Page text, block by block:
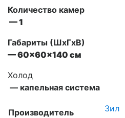
Количество камер
— 1
Габариты (ШxГxВ)
— 60x60x140 см
Холод
— капельная система
Производитель Зил